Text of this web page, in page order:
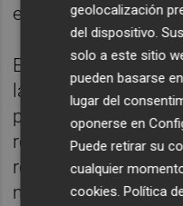
emocional:
El analfabetismo
la dificultad de
productivas, plenas
resto del equipo de
remoto implica una
manera de
geolocalización
del dispositivo.
solo a este sitio
pueden basarse
lugar del
oponerse en
Puede retirar su
cualquier
cookies .Política